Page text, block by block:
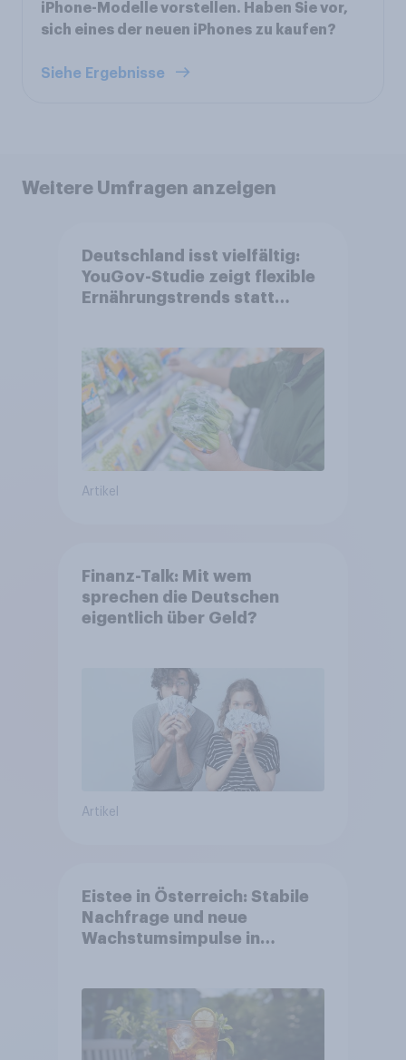
iPhone-Modelle vorstellen. Haben Sie vor,
sich eines der neuen iPhones zu kaufen?
Siehe Ergebnisse
Weitere Umfragen anzeigen
Deutschland isst vielfältig:
YouGov-Studie zeigt flexible
Ernährungstrends statt
Artikel
Finanz-Talk: Mit wem
sprechen die Deutschen
eigentlich über Geld?
Artikel
Eistee in Österreich: Stabile
Nachfrage und neue
Wachstumsimpulse in